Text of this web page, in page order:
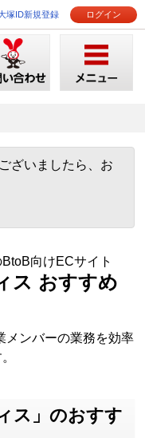
塚ID新規登録 ログイン
ざいましたら、お
向けECサイト
ス おすすめ
メンバーの業務を効率
ス」のおすす